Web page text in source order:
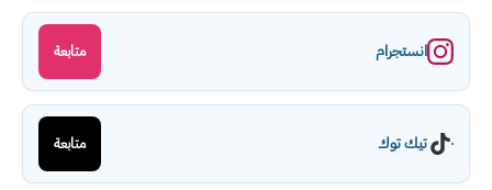
انستجرام متابعة
تيك توك متابعة